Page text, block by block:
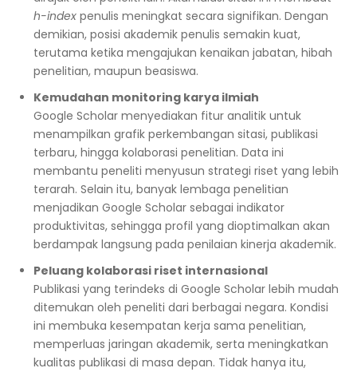
h-indexpenulis meningkat secara signifikan. Dengan
demikian, posisi akademik penulis semakin kuat,
terutama ketika mengajukan kenaikan jabatan, hibah
penelitian, maupun beasiswa.
Kemudahan monitoring karya ilmiah
Google Scholar menyediakan fitur analitik untuk
menampilkan grafik perkembangan sitasi, publikasi
terbaru, hingga kolaborasi penelitian. Data ini
membantu peneliti menyusun strategi riset yang lebih
terarah. Selain itu, banyak lembaga penelitian
menjadikan Google Scholar sebagai indikator
produktivitas, sehingga profil yang dioptimalkan akan
berdampak langsung pada penilaian kinerja akademik.
Peluang kolaborasi riset internasional
Publikasi yang terindeks di Google Scholar lebih mudah
ditemukan oleh peneliti dari berbagai negara. Kondisi
ini membuka kesempatan kerja sama penelitian,
memperluas jaringan akademik, serta meningkatkan
kualitas publikasi di masa depan. Tidak hanya itu,